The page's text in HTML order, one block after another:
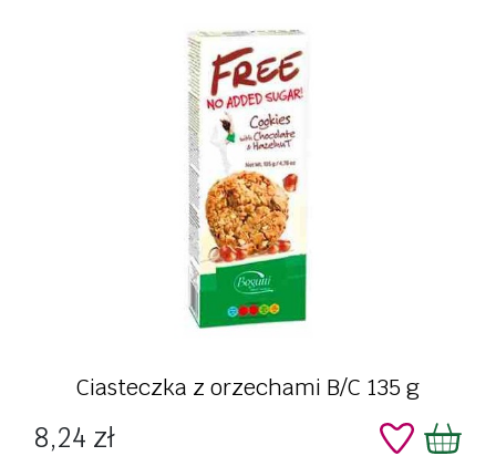
Ciasteczka z orzechami B/C 135 g
Cena
8,24 zł